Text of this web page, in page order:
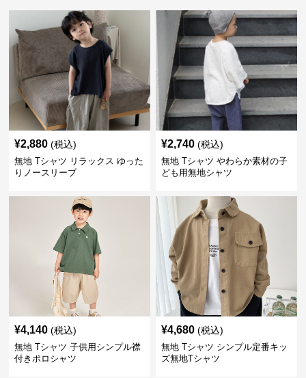
¥2,880 (税込)
無地 Tシャツ リラックス ゆった
りノースリーブ
¥2,740 (税込)
無地 Tシャツ やわらか素材の子
ども用無地シャツ
¥4,140 (税込)
無地 Tシャツ 子供用シンプル襟
付きポロシャツ
¥4,680 (税込)
無地 Tシャツ シンプル定番キッ
ズ無地Tシャツ